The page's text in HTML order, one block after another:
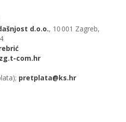
d.o.o., 10 001 Zagreb,
com.hr
pretplata@ks.hr